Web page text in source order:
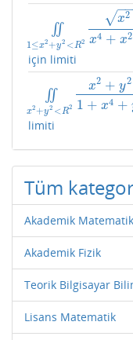
∬
1≤x2+y2 <R2
x2
−
√
x4 + x2
x2+ R2x2+y2x
için limiti
∬
x2+y2 <R2
x2 + y2
1 + x4 +
2+y R2x2+y21+x
limiti
Tüm
Akademik Matematik
Akademik Fizik
Teorik Bilgisayar
Lisans Matematik